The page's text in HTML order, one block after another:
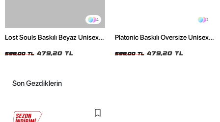
4
Lost Souls Baskılı Beyaz Unisex
599,00 TL 479,20 TL
2
Platonic Baskılı Oversize Unisex
599,00 TL 479,20 TL
Son Gezdiklerin